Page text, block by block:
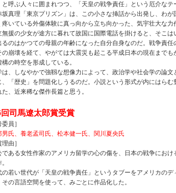
と呼ぶ人々に囲まれつつ、「天皇の戦争責任」という厄介な
坂真理「東京プリズン」は、この小さな挿話から出発し、わ
疼いている外傷体験に真っ向から立ち向かった、気宇壮大な力
援の少女が途方に暮れて故国に国際電話を掛けると、そこ
るのはかつての母親の年齢になった自分自身なのだ。戦争責
の崩壊を経て、やがては大震災も起こる平成日本の現在まで
構の時空を形成している。
、しなやかで強靱な想像力によって、政治学や社会学の論文
、「歴史」を問題化しうるのだ。小説という形式が内にはらむ
た、近来稀な傑作長篇と思う。
司馬遼太郎賞受賞
委員］
男氏、養老孟司氏、松本健一氏、関川夏央氏
理由］
である女性作家のアメリカ留学の心の傷を、日本の戦争にお
若い世代が「天皇の戦争責任」というタブーをアメリカのデ
その言語空間を使って、みごとに作品化した。